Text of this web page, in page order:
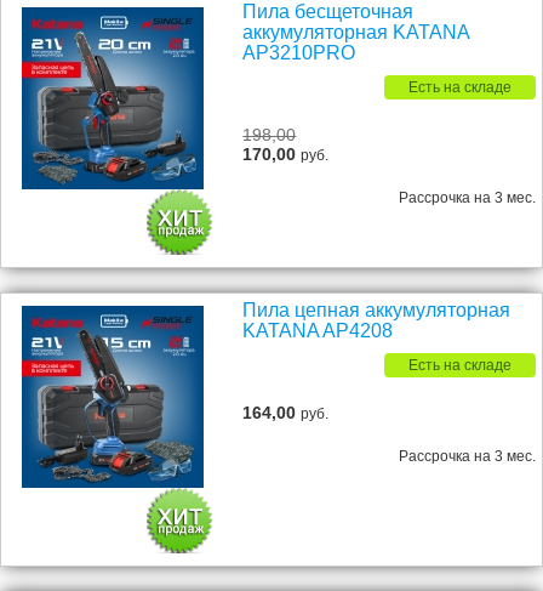
Пила бесщеточная
аккумуляторная KATANA
AP3210PRO
Есть на складе
198,00
170,00руб.
Рассрочка на 3 мес.
Пила цепная аккумуляторная
KATANA AP4208
Есть на складе
164,00руб.
Рассрочка на 3 мес.